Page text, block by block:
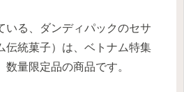
いる、ダンディパックのセサ
伝統菓子）は、ベトナム特集
量限定品の商品です。